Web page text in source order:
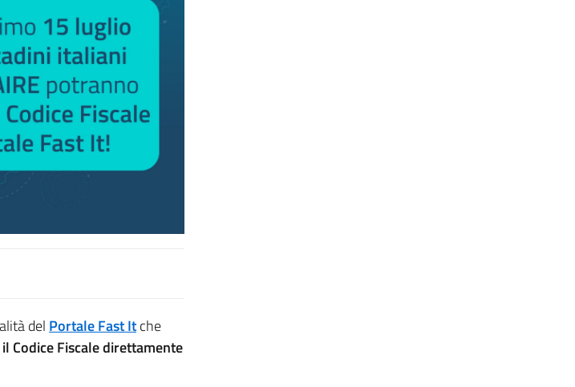
del Portale Fast Itche
Codice Fiscale direttamente